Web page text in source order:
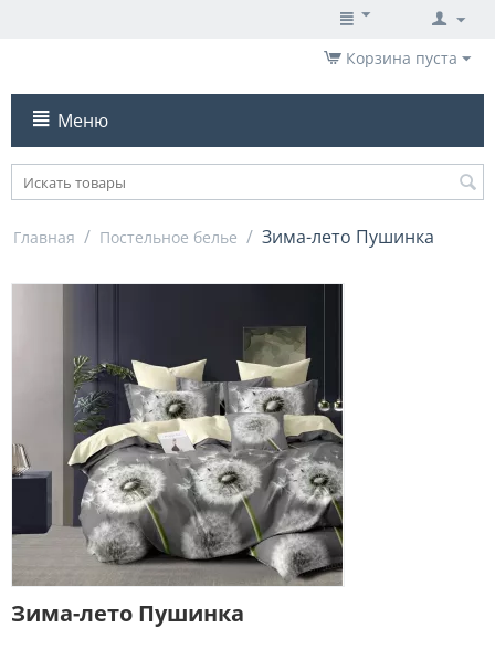
Корзина пуста
Меню
Главная / Постельное белье / Зима-лето Пушинка
Зима-лето Пушинка